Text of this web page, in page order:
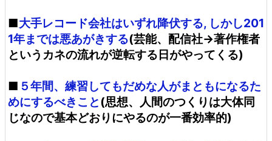
■大手レコード会社はいずれ降伏する, しかし201
1年までは悪あがきする(芸能、配信社→著作権者
というカネの流れが逆転する日がやってくる)
■ ５年間、練習してもだめな人がまともになるた
めにするべきこと(思想、人間のつくりは大体同
じなので基本どおりにやるのが一番効率的)